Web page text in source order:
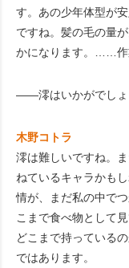
す。あの少年体型が
ですね。髪の毛の量
かになります。……作
――澪はいかがでしょ
木野コトラ
澪は難しいですね。
ねているキャラかも
情が、まだ私の中で
こまで食べ物として
どこまで持っている
ではあります。